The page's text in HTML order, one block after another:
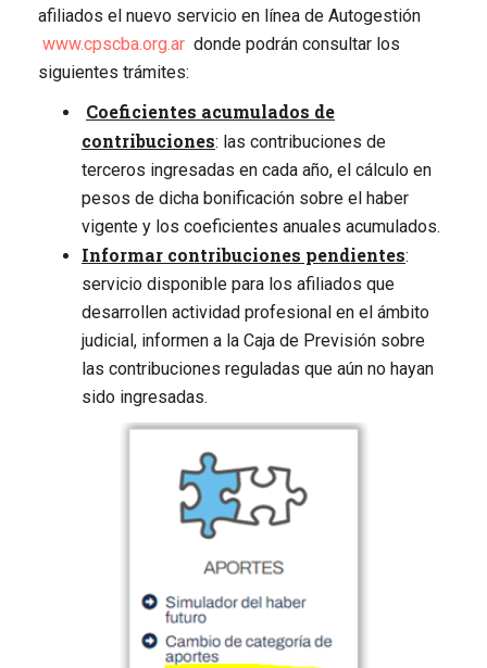
afiliados el nuevo servicio en línea de Autogestión
www.cpscba.org.ar donde podrán consultar los
siguientes trámites:
Coeficientes acumulados de
contribuciones: las contribuciones de
terceros ingresadas en cada año, el cálculo en
pesos de dicha bonificación sobre el haber
vigente y los coeficientes anuales acumulados.
Informar contribuciones pendientes:
servicio disponible para los afiliados que
desarrollen actividad profesional en el ámbito
judicial, informen a la Caja de Previsión sobre
las contribuciones reguladas que aún no hayan
sido ingresadas.